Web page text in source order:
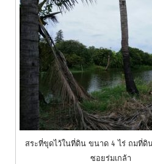
สระที่ขุดไว้ในที่ดิน ขนาด 4 ไร่ ถมที่ดิ
ซอยร่มเกล้า